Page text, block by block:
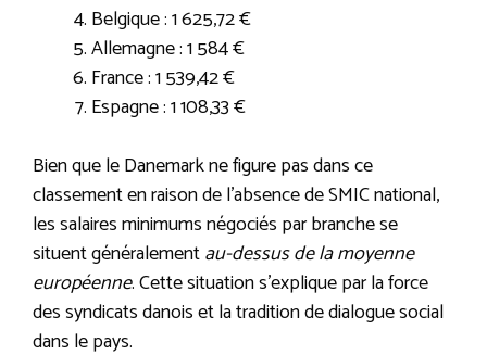
Belgique : 1 625,72 €
Allemagne : 1 584 €
France : 1 539,42 €
Espagne : 1 108,33 €
Bien que le Danemark ne figure pas dans ce
classement en raison de l’absence de SMIC national,
les salaires minimums négociés par branche se
situent généralementau-dessus de la moyenne
européenne. Cette situation s’explique par la force
des syndicats danois et la tradition de dialogue social
dans le pays.